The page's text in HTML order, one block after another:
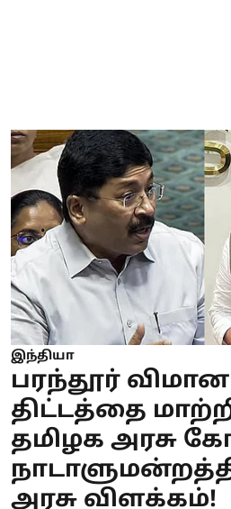
இந்தியா
பரந்தூர்
திட்டத்தை
தமிழக அரசு
அரசு விளக்கம்!